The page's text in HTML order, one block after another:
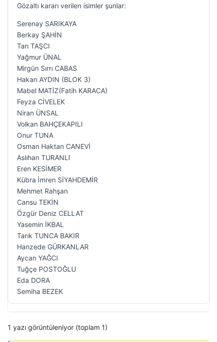
Gözaltı kararı verilen isimler şunlar:
Serenay SARIKAYA
Berkay ŞAHİN
Tan TAŞCI
Yağmur ÜNAL
Mirgün Sırrı CABAS
Hakan AYDIN (BLOK 3)
Mabel MATİZ(Fatih KARACA)
Feyza CİVELEK
Niran ÜNSAL
Volkan BAHÇEKAPILI
Onur TUNA
Osman Haktan CANEVİ
Aslıhan TURANLI
Eren KESİMER
Kübra İmren SİYAHDEMİR
Mehmet Rahşan
Cansu TEKİN
Özgür Deniz CELLAT
Yasemin İKBAL
Tarık TUNCA BAKIR
Hanzede GÜRKANLAR
Aycan YAĞCI
Tuğçe POSTOĞLU
Eda DORA
Semiha BEZEK
1 yazı görüntüleniyor (toplam 1)